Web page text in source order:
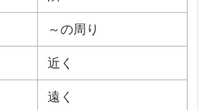
～の周り
近く
遠く